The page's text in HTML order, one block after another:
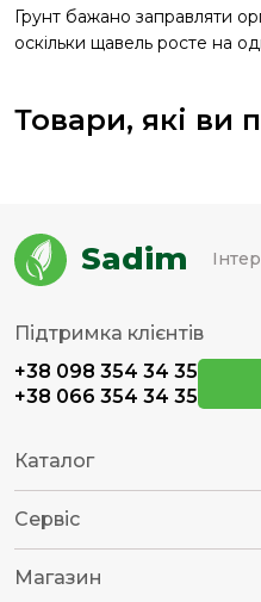
Грунт бажано заправляти
оскільки щавель росте на
Товари, які ви
Sadim
Підтримка клієнтів
+38 098 354 34 35
+38 066 354 34 35
Каталог
Сервіс
Магазин